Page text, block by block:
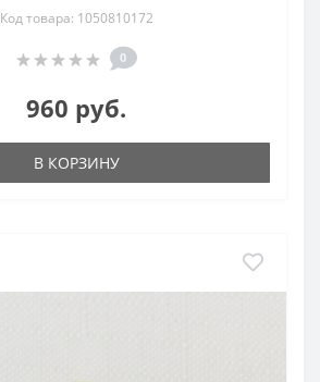
Код товара: 1050810172
0
960 руб.
В КОРЗИНУ